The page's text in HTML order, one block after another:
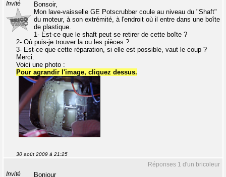
Invité
Bonsoir,
Mon lave-vaisselle GE Potscrubber coule au niveau du "Shaft"
du moteur, à son extrémité, à l'endroit où il entre dans une boîte
de plastique.
1- Est-ce que le shaft peut se retirer de cette boîte ?
2- Où puis-je trouver la ou les pièces ?
3- Est-ce que cette réparation, si elle est possible, vaut le coup ?
Merci.
Voici une photo :
Pour agrandir l'image, cliquez dessus.
30 août 2009 à 21:25
Réponses 1 d'un bricoleur
Invité
Bonjour